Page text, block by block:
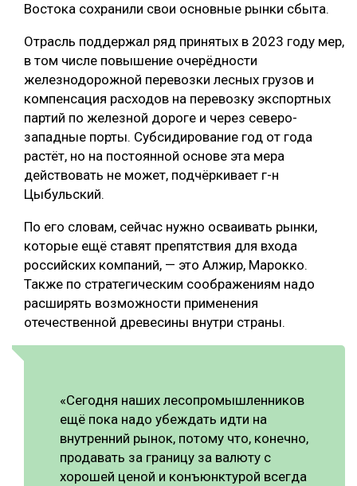
Востока сохранили свои основные рынки сбыта.
Отрасль поддержал ряд принятых в 2023 году мер,
в том числе повышение очерёдности
железнодорожной перевозки лесных грузов и
компенсация расходов на перевозку экспортных
партий по железной дороге и через северо-
западные порты. Субсидирование год от года
растёт, но на постоянной основе эта мера
действовать не может, подчёркивает г-н
Цыбульский.
По его словам, сейчас нужно осваивать рынки,
которые ещё ставят препятствия для входа
российских компаний, — это Алжир, Марокко.
Также по стратегическим соображениям надо
расширять возможности применения
отечественной древесины внутри страны.
«Сегодня наших лесопромышленников
ещё пока надо убеждать идти на
внутренний рынок, потому что, конечно,
продавать за границу за валюту с
хорошей ценой и конъюнктурой всегда